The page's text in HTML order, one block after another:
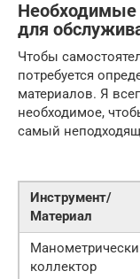
Необходимые
для
Чтобы
потребуется
материалов. Я
необходимое,
самый
Инструмент/
Материал
коллектор